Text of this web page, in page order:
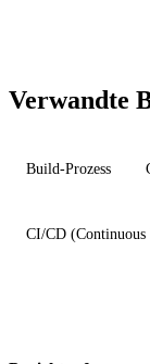
Verwandte
Build-Prozess
CI/CD